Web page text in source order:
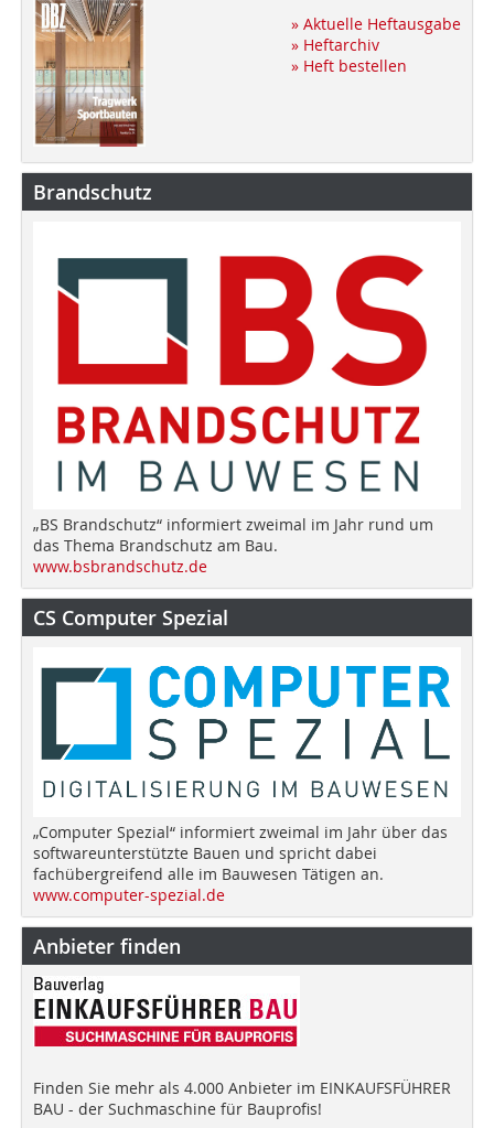
» Aktuelle Heftausgabe
» Heftarchiv
» Heft bestellen
Brandschutz
„BS Brandschutz“ informiert zweimal im Jahr rund um
das Thema Brandschutz am Bau.
www.bsbrandschutz.de
CS Computer Spezial
„Computer Spezial“ informiert zweimal im Jahr über das
softwareunterstützte Bauen und spricht dabei
fachübergreifend alle im Bauwesen Tätigen an.
www.computer-spezial.de
Anbieter finden
Finden Sie mehr als 4.000 Anbieter im EINKAUFSFÜHRER
BAU - der Suchmaschine für Bauprofis!